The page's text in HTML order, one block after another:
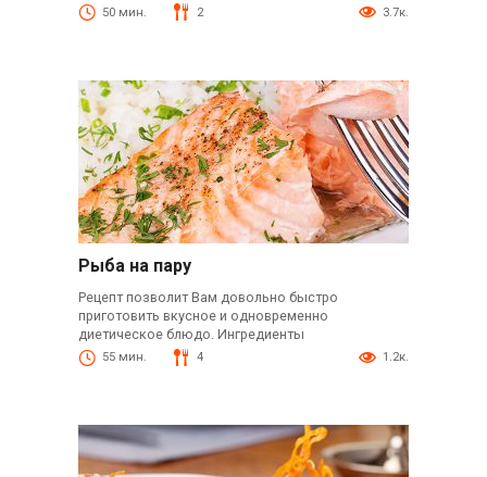
50 мин. 2 3.7к.
Рыба на пару
Рецепт позволит Вам довольно быстро
приготовить вкусное и одновременно
диетическое блюдо. Ингредиенты
55 мин. 4 1.2к.